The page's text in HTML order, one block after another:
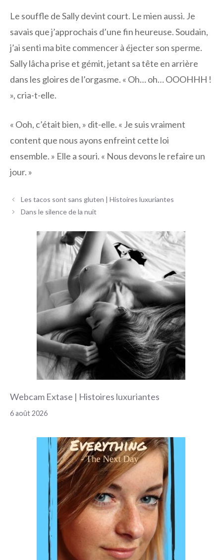
Le souffle de Sally devint court. Le mien aussi. Je
savais que j’approchais d’une fin heureuse. Soudain,
j’ai senti ma bite commencer à éjecter son sperme.
Sally lâcha prise et gémit, jetant sa tête en arrière
dans les gloires de l’orgasme. « Oh… oh… OOOHHH !
», cria-t-elle.
« Ooh, c’était bien, » dit-elle. « Je suis vraiment
content que nous ayons enfreint cette loi
ensemble. » Elle a souri. « Nous devons le refaire un
jour. »
Navigation
des
Les tacos sont sans gluten | Histoires luxuriantes
Dans le silence de la nuit
Webcam Extase | Histoires luxuriantes
6 août 2026